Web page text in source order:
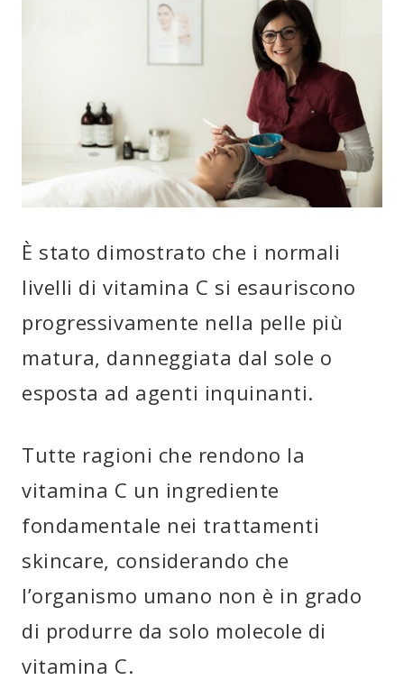
È stato dimostrato che i normali
livelli di vitamina C si esauriscono
progressivamente nella pelle più
matura, danneggiata dal sole o
esposta ad agenti inquinanti.
Tutte ragioni che rendono la
vitamina C un ingrediente
fondamentale nei trattamenti
skincare, considerando che
l’organismo umano non è in grado
di produrre da solo molecole di
vitamina C.